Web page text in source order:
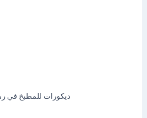
ديكورات للمطبخ في